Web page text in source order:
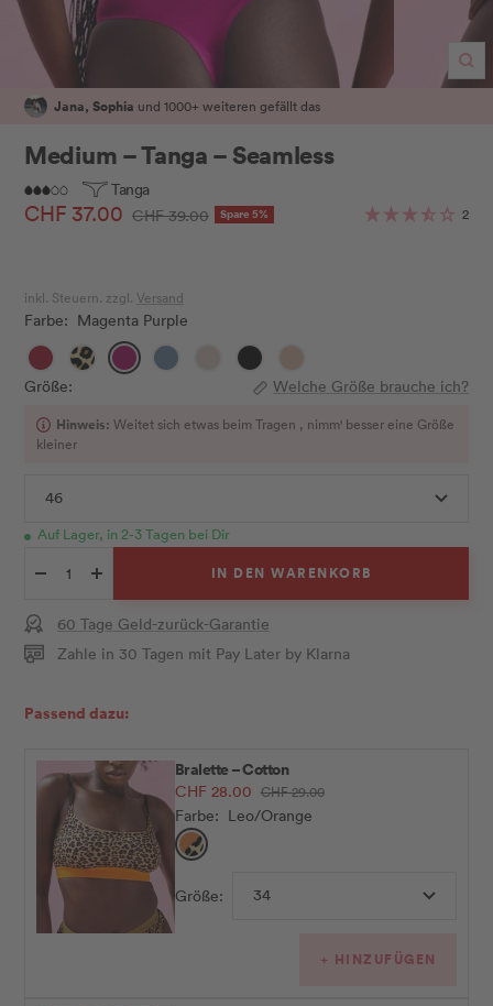
Jana, Sophia und 1000+ weiteren gefällt das
Medium – Tanga – Seamless
Tanga
Angebotspreis
CHF 37.00 Regulärer
CHF 39.00 Spare 5% 2
inkl. Steuern. zzgl. Versand
Farbe: Magenta Purple
CherryLeo
Magenta
Purple
Peacock SchwarzSienna
Größe:
Welche Größe brauche ich?
Hinweis: Weitet sich etwas beim Tragen , nimm' besser eine Größe
kleiner
46
Auf Lager, in 2-3 Tagen bei Dir
Menge
Menge
IN DEN WARENKORB
60 Tage Geld-zurück-Garantie
Zahle in 30 Tagen mit Pay Later by Klarna
Passend dazu:
Bralette – Cotton
Angebotspreis
CHF 28.00 Regulärer
Preis
CHF 29.00
Farbe: Leo/Orange
Leo/Orange
Größe: 34
+ HINZUFÜGEN